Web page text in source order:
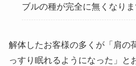
ブルの種が完全に無くなりま
解体したお客様の多くが「肩の
っすり眠れるようになった」と